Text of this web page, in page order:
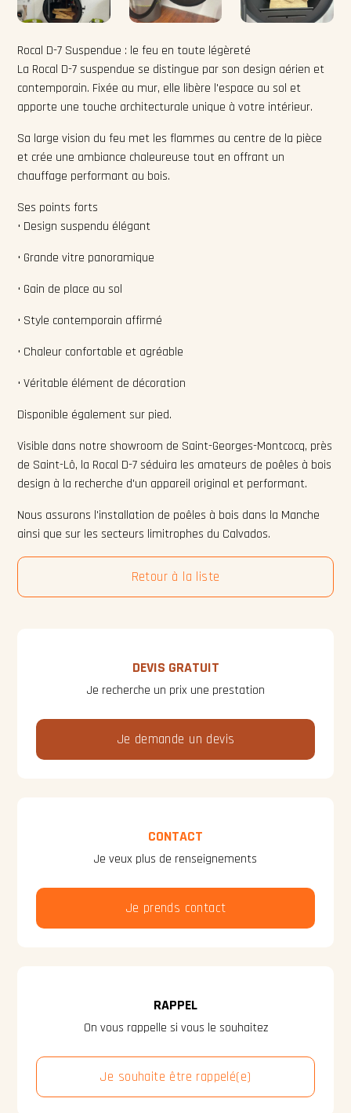
Rocal D-7 Suspendue : le feu en toute légèreté
La Rocal D-7 suspendue se distingue par son design aérien et
contemporain. Fixée au mur, elle libère l'espace au sol et
apporte une touche architecturale unique à votre intérieur.
Sa large vision du feu met les flammes au centre de la pièce
et crée une ambiance chaleureuse tout en offrant un
chauffage performant au bois.
Ses points forts
• Design suspendu élégant
• Grande vitre panoramique
• Gain de place au sol
• Style contemporain affirmé
• Chaleur confortable et agréable
• Véritable élément de décoration
Disponible également sur pied.
Visible dans notre showroom de Saint-Georges-Montcocq, près
de Saint-Lô, la Rocal D-7 séduira les amateurs de poêles à bois
design à la recherche d'un appareil original et performant.
Nous assurons l'installation de poêles à bois dans la Manche
ainsi que sur les secteurs limitrophes du Calvados.
Retour à la liste
DEVIS GRATUIT
Je recherche un prix une prestation
Je demande un devis
CONTACT
Je veux plus de renseignements
Je prends contact
RAPPEL
On vous rappelle si vous le souhaitez
Je souhaite être rappelé(e)